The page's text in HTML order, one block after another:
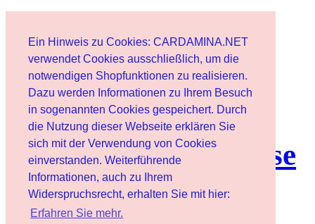
Ein Hinweis zu Cookies: CARDAMINA.NET
verwendet Cookies ausschließlich, um die
notwendigen Shopfunktionen zu realisieren.
Dazu werden Informationen zu Ihrem Besuch
in sogenannten Cookies gespeichert. Durch
die Nutzung dieser Webseite erklären Sie
sich mit der Verwendung von Cookies
einverstanden. Weiterführende
Informationen, auch zu Ihrem
Widerspruchsrecht, erhalten Sie mit hier:
Erfahren Sie mehr.
Benutzer
Newsletter
Nutzungshinweise
Service